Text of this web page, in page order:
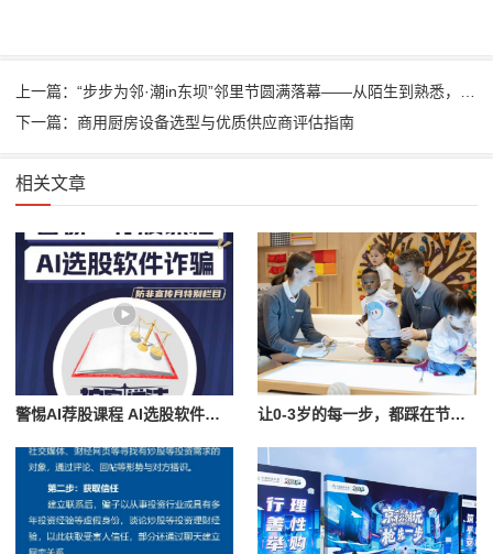
下一篇：商用厨房设备选型与优质供应商评估指南
相关文章
警惕AI荐股课程 AI选股软件诈骗 让0-3岁的每一步，都踩在节日的光和自然的风里